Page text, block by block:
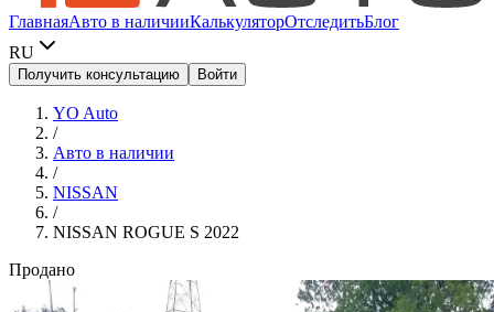
ГлавнаяАвто в наличииКалькуляторОтследитьБлог
RU
Получить консультацию Войти
YO Auto
/
Авто в наличии
/
NISSAN
/
NISSAN ROGUE S 2022
Продано